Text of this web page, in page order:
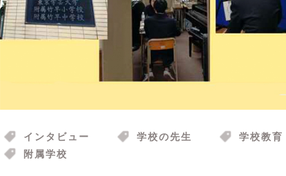
インタビュー 学校の先生 学校教育
附属学校